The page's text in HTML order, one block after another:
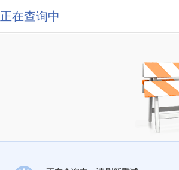
正在查询中